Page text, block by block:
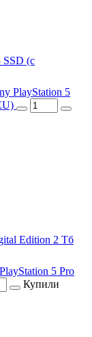
SSD (c
PlayStation 5
Edition 2 Тб
5 Pro
Купили